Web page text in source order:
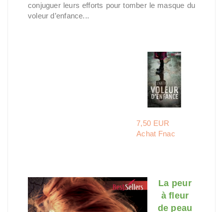
conjuguer leurs efforts pour tomber le masque du
voleur d’enfance...
7,50 EUR
Achat Fnac
La peur
à fleur
de peau